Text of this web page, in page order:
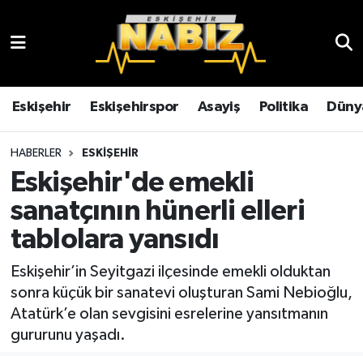
Eskişehir Eskişehirspor Asayiş Politika
HABERLER ESKIŞEHIR
Eskişehir'de emekli
sanatçının hünerli elleri
tablolara yansıdı
Eskişehir’in Seyitgazi ilçesinde emekli olduktan
sonra küçük bir sanatevi oluşturan Sami Nebioğlu,
Atatürk’e olan sevgisini esrelerine yansıtmanın
gururunu yaşadı.
Çevre
Eğitim
Ekonomi
Eskişehir
Eskişehirspor
Eskişehir Hava Durumu
Eskişehir Trafik Yoğunluk Haritası
TFF 3.Lig 4.Grup Puan Durumu ve Fikstür
Tüm Manşetler
Son Dakika Haberleri
Haber Arşivi